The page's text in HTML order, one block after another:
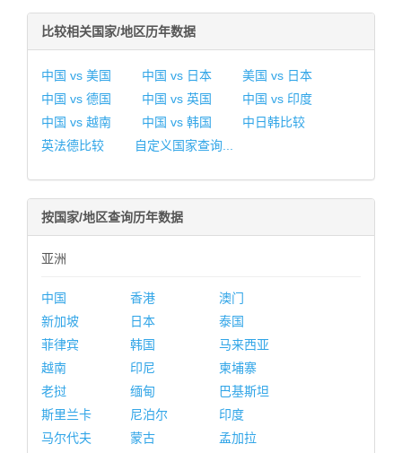
比较相关国家/地区历年数据
中国 vs 美国 中国 vs 日本
美国 vs 日本
中国 vs 德国
中国 vs 英国
中国 vs 印度
中国 vs 越南
中国 vs 韩国
中日韩比较
英法德比较
自定义国家查询...
按国家/地区查询历年数据
亚洲
中国 香港
澳门
新加坡
日本
泰国
菲律宾
韩国
马来西亚
越南
印尼
柬埔寨
老挝
缅甸
巴基斯坦
斯里兰卡
尼泊尔
印度
马尔代夫
蒙古
孟加拉